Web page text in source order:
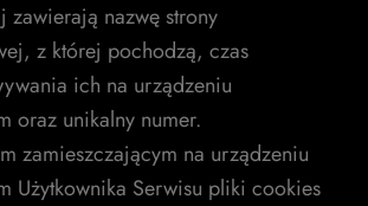
zawierają nazwę strony
z której pochodzą, czas
ich na urządzeniu
oraz unikalny numer.
zamieszczającym na urządzeniu
Użytkownika Serwisu pliki cookies